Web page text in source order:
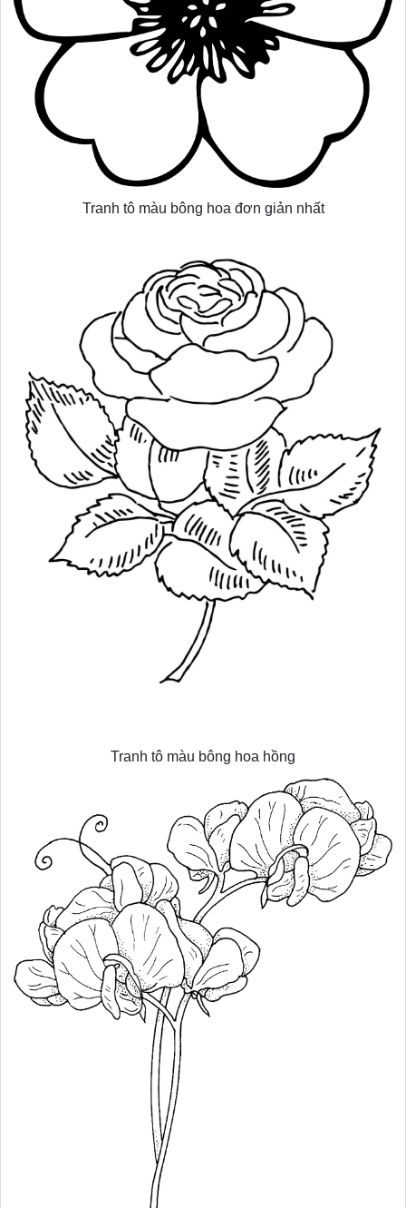
Tranh tô màu bông hoa đơn giản nhất
Tranh tô màu bông hoa hồng